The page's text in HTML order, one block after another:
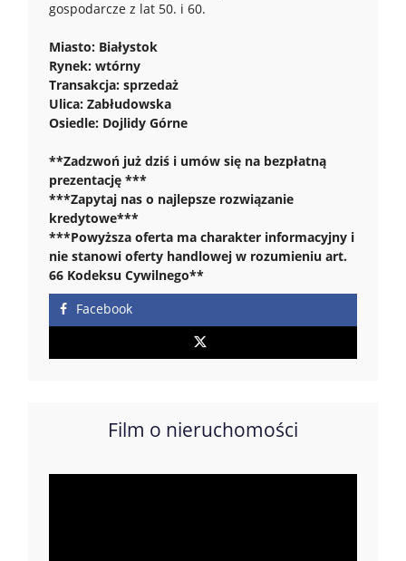
gospodarcze z lat 50. i 60.
Miasto: Białystok
Rynek: wtórny
Transakcja: sprzedaż
Ulica: Zabłudowska
Osiedle: Dojlidy Górne
**Zadzwoń już dziś i umów się na bezpłatną
prezentację ***
***Zapytaj nas o najlepsze rozwiązanie
kredytowe***
***Powyższa oferta ma charakter informacyjny i
nie stanowi oferty handlowej w rozumieniu art.
66 Kodeksu Cywilnego**
Facebook
Film o nieruchomości